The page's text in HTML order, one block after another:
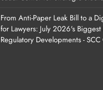
From Anti-Paper Leak Bill to a
for Lawyers: July 2026's
Regulatory Developments -